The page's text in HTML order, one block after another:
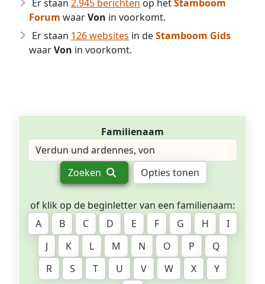
Er staan 2.945 berichten op hetStamboom
Forum waarVon in voorkomt.
Er staan 126 websites in deStamboom Gids
waarVon in voorkomt.
Familienaam
Zoeken Opties tonen
of klik op de beginletter van een familienaam:
A
B C D E F G H
I
J
K L M N O P
Q
R
S T U V W X
Y